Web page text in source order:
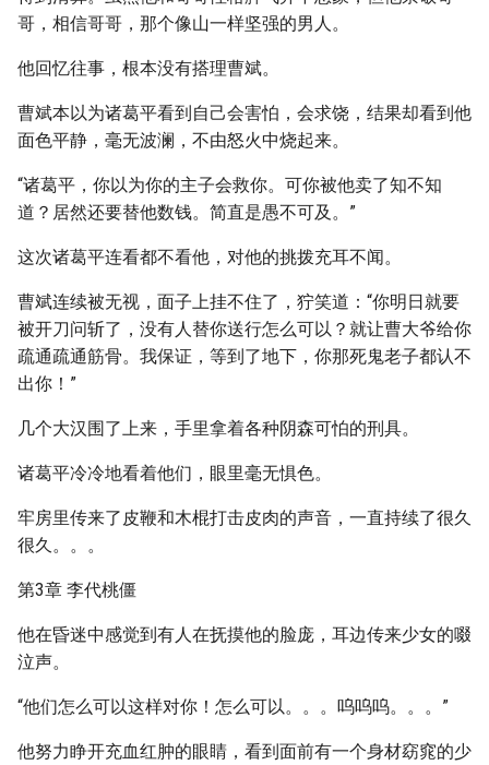
哥，相信哥哥，那个像山一样坚强的男人。
他回忆往事，根本没有搭理曹斌。
曹斌本以为诸葛平看到自己会害怕，会求饶，结果却看到他
面色平静，毫无波澜，不由怒火中烧起来。
“诸葛平，你以为你的主子会救你。可你被他卖了知不知
道？居然还要替他数钱。简直是愚不可及。”
这次诸葛平连看都不看他，对他的挑拨充耳不闻。
曹斌连续被无视，面子上挂不住了，狞笑道：“你明日就要
被开刀问斩了，没有人替你送行怎么可以？就让曹大爷给你
疏通疏通筋骨。我保证，等到了地下，你那死鬼老子都认不
出你！”
几个大汉围了上来，手里拿着各种阴森可怕的刑具。
诸葛平冷冷地看着他们，眼里毫无惧色。
牢房里传来了皮鞭和木棍打击皮肉的声音，一直持续了很久
很久。。。
第3章 李代桃僵
他在昏迷中感觉到有人在抚摸他的脸庞，耳边传来少女的啜
泣声。
“他们怎么可以这样对你！怎么可以。。。呜呜呜。。。”
他努力睁开充血红肿的眼睛，看到面前有一个身材窈窕的少